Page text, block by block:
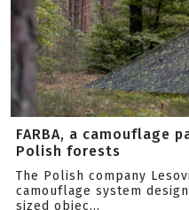
FARBA, a camouflage
Polish forests
The Polish company
camouflage system
sized objec...